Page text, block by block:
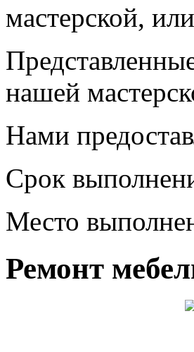
мастерской,
нашей
Нами
Срок
Место
Ремонт